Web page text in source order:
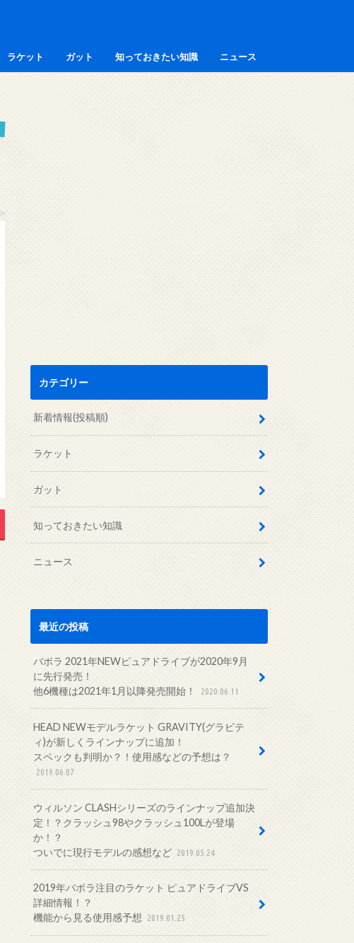
ラケット ガット 知っておきたい知識 ニュース
カテゴリー
新着情報(投稿順)
ラケット
ガット
知っておきたい知識
ニュース
最近の投稿
バボラ 2021年NEWピュアドライブが2020年9月
に先行発売！
他6機種は2021年1月以降発売開始！
2020.06.11
HEAD NEWモデルラケット GRAVITY(グラビテ
ィ)が新しくラインナップに追加！
スペックも判明か？！使用感などの予想は？
2019.06.07
ウィルソン CLASHシリーズのラインナップ追加決
定！？クラッシュ98やクラッシュ100Lが登場
か！？
ついでに現行モデルの感想など 2019.05.24
2019年バボラ注目のラケット ピュアドライブVS
詳細情報！？
機能から見る使用感予想
2019.01.25